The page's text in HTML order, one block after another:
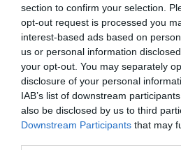
section to confirm your selection.
opt-out request is processed you
interest-based ads based on
us or personal information
your opt-out. You may separately
disclosure of your personal
IAB’s list of downstream
also be disclosed by us to third
Downstream Participants that may